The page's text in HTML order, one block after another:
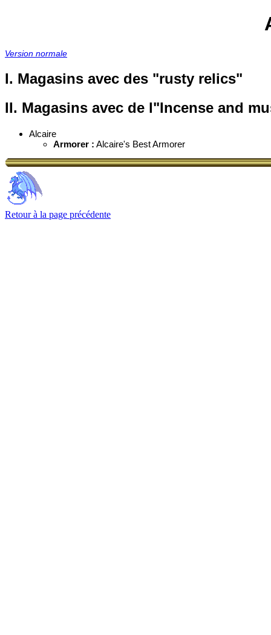
Version normale
I. Magasins avec des "rusty relics"
II. Magasins avec de l"Incense and
Alcaire
Armorer : Alcaire's Best Armorer
Retour à la page précédente